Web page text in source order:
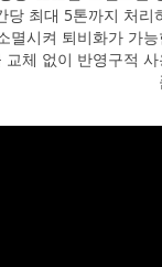
당 최대 5톤까지 처
멸시켜 퇴비화가 가
교체 없이 반영구적